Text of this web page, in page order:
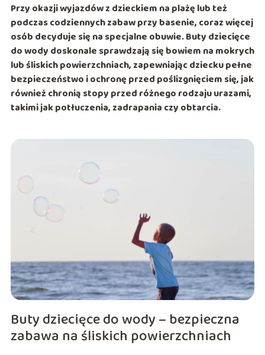
Przy okazji wyjazdów z dzieckiem na plażę lub też
podczas codziennych zabaw przy basenie, coraz więcej
osób decyduje się na specjalne obuwie. Buty dziecięce
do wody doskonale sprawdzają się bowiem na mokrych
lub śliskich powierzchniach, zapewniając dziecku pełne
bezpieczeństwo i ochronę przed poślizgnięciem się, jak
również chronią stopy przed różnego rodzaju urazami,
takimi jak potłuczenia, zadrapania czy obtarcia.
Buty dziecięce do wody – bezpieczna
zabawa na śliskich powierzchniach